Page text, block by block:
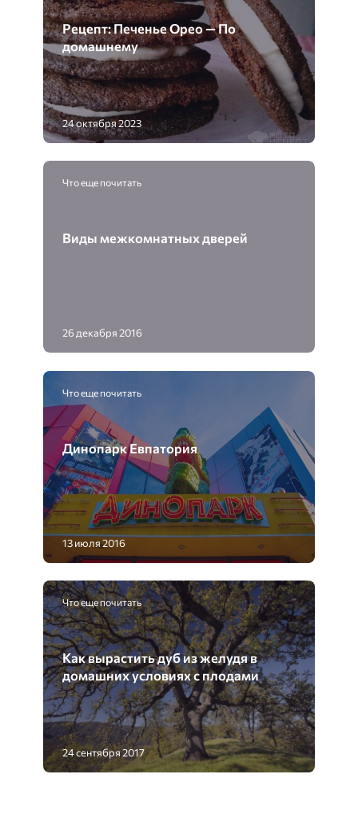
Рецепт: Печенье Орео — По
домашнему
24 октября 2023
Что еще почитать
Виды межкомнатных дверей
26 декабря 2016
Что еще почитать
Динопарк Евпатория
13 июля 2016
Что еще почитать
Как вырастить дуб из желудя в
домашних условиях с плодами
24 сентября 2017